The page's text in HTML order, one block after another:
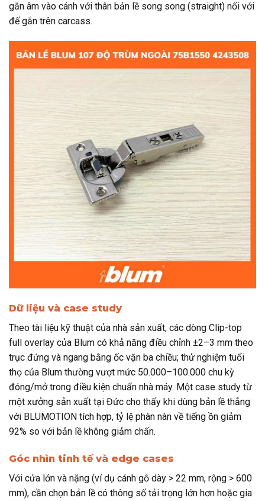
gắn âm vào cánh với thân bản lề song song (straight) nối với
đế gắn trên carcass.
Dữ liệu và case study
Theo tài liệu kỹ thuật của nhà sản xuất, các dòng Clip-top
full overlay của Blum có khả năng điều chỉnh ±2–3 mm theo
trục đứng và ngang bằng ốc vặn ba chiều; thử nghiệm tuổi
thọ của Blum thường vượt mức 50.000–100.000 chu kỳ
đóng/mở trong điều kiện chuẩn nhà máy. Một case study từ
một xưởng sản xuất tại Đức cho thấy khi dùng bản lề thẳng
với BLUMOTION tích hợp, tỷ lệ phàn nàn về tiếng ồn giảm
92% so với bản lề không giảm chấn.
Góc nhìn tinh tế và edge cases
Với cửa lớn và nặng (ví dụ cánh gỗ dày > 22 mm, rộng > 600
mm), cần chọn bản lề có thông số tải trọng lớn hơn hoặc gia